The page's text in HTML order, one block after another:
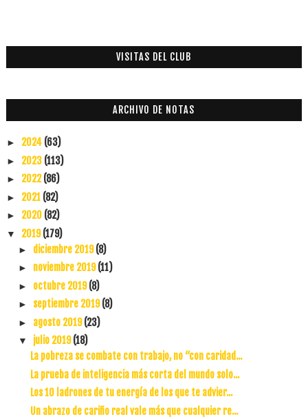
VISITAS DEL CLUB
ARCHIVO DE NOTAS
► 2024 (63)
► 2023 (113)
► 2022(86)
► 2021 (82)
► 2020 (82)
▼ 2019(179)
► diciembre 2019(8)
► noviembre 2019(11)
► octubre 2019(8)
► septiembre 2019(8)
► agosto 2019(23)
▼ julio 2019(18)
La pobreza se combate con trabajo, no “con caridad...
La prueba de inteligencia más corta del mundo solo...
Los 10 ladrones de tu energía de los que te advier...
Un abrazo de cariño real vale más que cualquier re...